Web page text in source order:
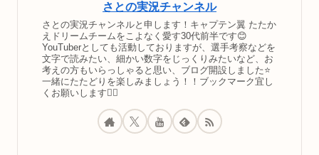
さとの実況チャンネル
さとの実況チャンネルと申します！キャプテン翼 たたか
えドリームチームをこよなく愛す30代前半です😊
YouTuberとしても活動しておりますが、選手考察などを
文字で読みたい、細かい数字をじっくりみたいなど、お
考えの方もいらっしゃると思い、ブログ開設しました⭐️
一緒にたたどりを楽しみましょう！！ブックマーク宜し
くお願いします🙇‍♂️